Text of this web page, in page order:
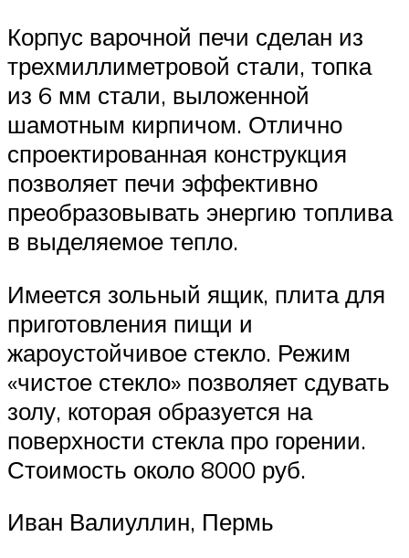
Корпус варочной печи сделан из
трехмиллиметровой стали, топка
из 6 мм стали, выложенной
шамотным кирпичом. Отлично
спроектированная конструкция
позволяет печи эффективно
преобразовывать энергию топлива
в выделяемое тепло.
Имеется зольный ящик, плита для
приготовления пищи и
жароустойчивое стекло. Режим
«чистое стекло» позволяет сдувать
золу, которая образуется на
поверхности стекла про горении.
Стоимость около 8000 руб.
Иван Валиуллин, Пермь